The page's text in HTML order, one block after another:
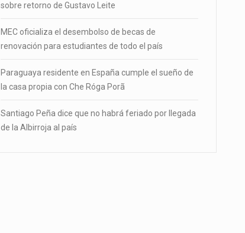
sobre retorno de Gustavo Leite
MEC oficializa el desembolso de becas de
renovación para estudiantes de todo el país
Paraguaya residente en España cumple el sueño de
la casa propia con Che Róga Porã
Santiago Peña dice que no habrá feriado por llegada
de la Albirroja al país